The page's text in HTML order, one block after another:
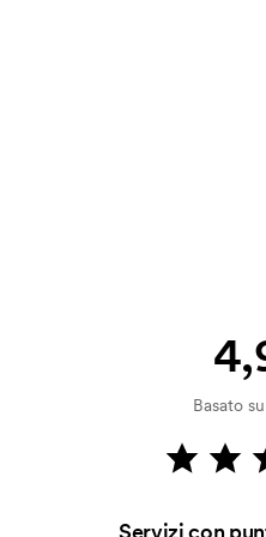
La stampa non è un
si rovina facilmente.
sul lato dei cappellini?
Basato